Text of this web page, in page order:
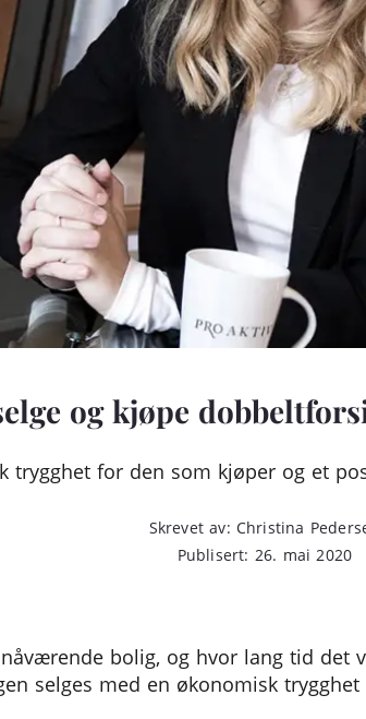
og kjøpe
trygghet for den som kjøper og et
Skrevet av: Christina
Publisert: 26. mai 2020
bolig, og hvor lang tid
selges med en økonomisk